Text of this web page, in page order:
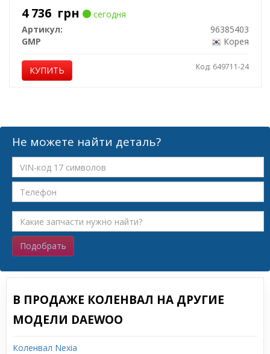
4 736 грн
сегодня
Артикул:
96385403
GMP
Корея
КУПИТЬ Код: 649711-24
Не можете найти деталь?
Подобрать
В ПРОДАЖЕ КОЛЕНВАЛ НА ДРУГИЕ
МОДЕЛИ DAEWOO
Коленвал Nexia